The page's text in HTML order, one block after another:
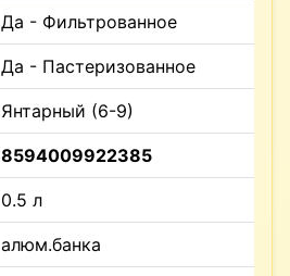
Да - Фильтрованное
Да - Пастеризованное
Янтарный (6-9)
8594009922385
0.5 л
алюм.банка